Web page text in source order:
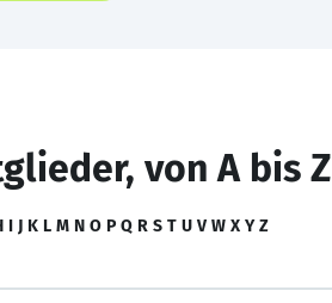
von A bis Z
I J K L M N O P Q R S T U V W X Y Z